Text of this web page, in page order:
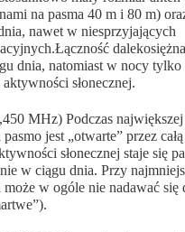
na pasma 40 m i 80 m)
, nawet w niesprzyjających
dnia, natomiast w nocy
słonecznej.
MHz) Podczas największej
jest „otwarte” przez
słonecznej staje się
w ciągu dnia. Przy
może w ogóle nie nadawać